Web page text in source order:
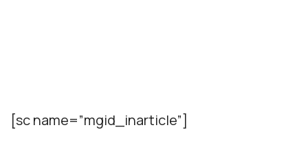
[sc name=”mgid_inarticle”]